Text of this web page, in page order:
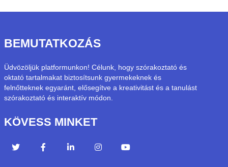
BEMUTATKOZÁS
Üdvözöljük platformunkon! Célunk, hogy szórakoztató és
oktató tartalmakat biztosítsunk gyermekeknek és
felnőtteknek egyaránt, elősegítve a kreativitást és a tanulást
szórakoztató és interaktív módon.
KÖVESS MINKET